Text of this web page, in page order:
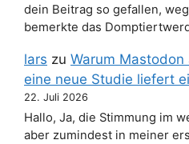
dein Beitrag so gefallen,
bemerkte das
lars zu Warum
eine neue Studie liefert
22. Juli 2026
Hallo, Ja, die Stimmung im
aber zumindest in meiner